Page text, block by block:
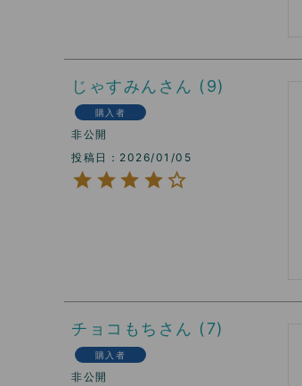
じゃすみん 9
購入者
非公開
投稿日
2026/01/05
チョコもち 7
購入者
非公開